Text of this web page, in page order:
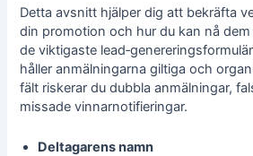
Detta avsnitt hjälper dig att bekräfta
din promotion och hur du kan nå
de viktigaste lead‑genereringsformulär
håller anmälningarna giltiga och
fält riskerar du dubbla anmälningar,
missade vinnarnotifieringar.
Deltagarens namn